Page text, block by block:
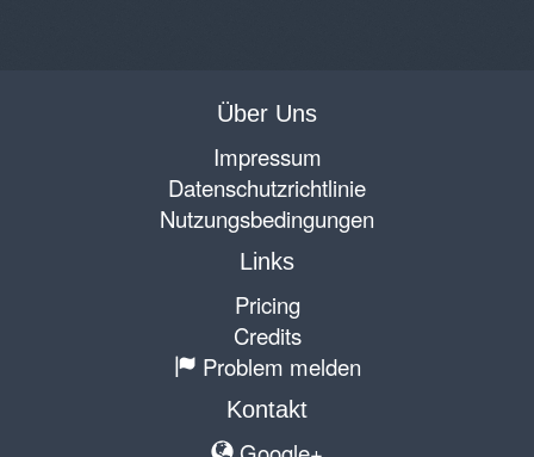
Über Uns
Impressum
Datenschutzrichtlinie
Nutzungsbedingungen
Links
Pricing
Credits
Problem melden
Kontakt